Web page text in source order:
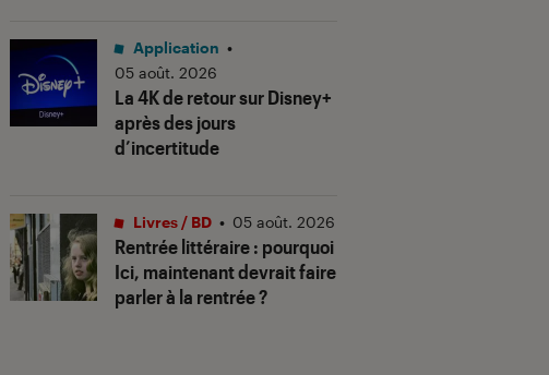
La 4K de retour sur Disney+
après des jours
d’incertitude
Application •
05 août. 2026
Rentrée littéraire : pourquoi
Ici, maintenant devrait faire
parler à la rentrée ?
Livres / BD • 05 août. 2026